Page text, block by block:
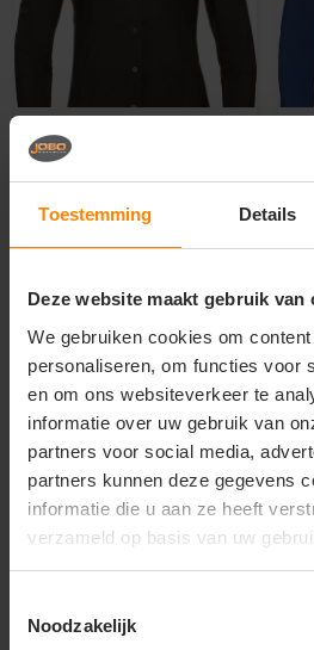
Toestemming Details
Deze website maakt gebruik van
We gebruiken cookies om
personaliseren, om functies voor
en om ons websiteverkeer te
informatie over uw gebruik van
partners voor social media,
partners kunnen deze gegevens
informatie die u aan ze heeft
verzameld op basis van uw
Noodzakelijk
Russell Collection
Russell Collection Ladies
´ L/S Easy Care Fitted
Snelle levering (tot binnen 48u)
Meer stuks = meer korting
3138
PERSONALISEER
´